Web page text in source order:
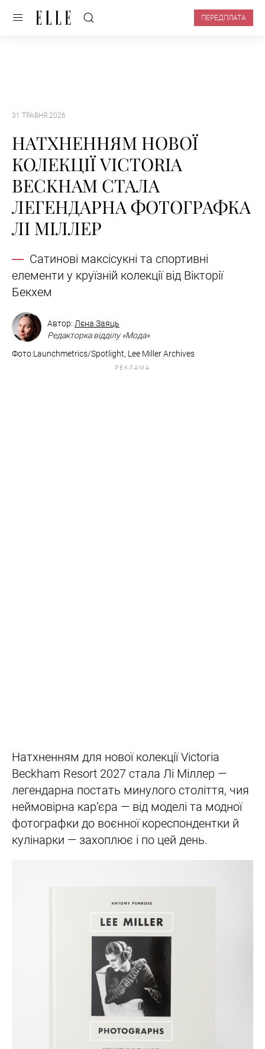
ПЕРЕДПЛАТА
31 ТРАВНЯ 2026
НАТХНЕННЯМ НОВОЇ
КОЛЕКЦІЇ VICTORIA
BECKHAM СТАЛА
ЛЕГЕНДАРНА ФОТОГРАФКА
ЛІ МІЛЛЕР
Сатинові максісукні та спортивні
елементи у круїзній колекції від Вікторії
Бекхем
Автор: Лєна Заяць
Редакторка відділу «Мода»
Фото:Launchmetrics/Spotlight, Lee Miller Archives
РЕКЛАМА
Натхненням для нової колекції Victoria
Beckham Resort 2027 стала Лі Міллер —
легендарна постать минулого століття, чия
неймовірна кар’єра — від моделі та модної
фотографки до воєнної кореспондентки й
кулінарки — захоплює і по цей день.